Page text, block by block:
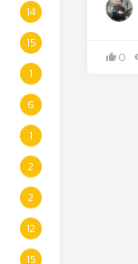
0
14
15
1
6
1
2
2
12
15